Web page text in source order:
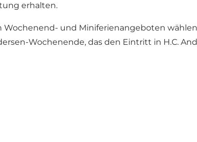
erhalten.
und Miniferienangeboten
Wochenende, das den Eintritt in H.C.